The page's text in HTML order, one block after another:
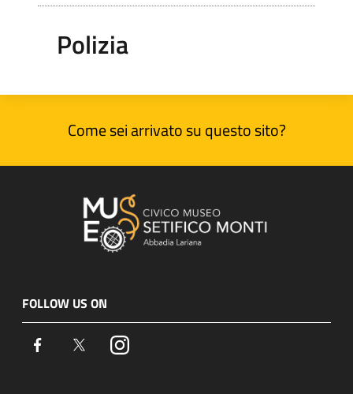
Polizia
Come sei arrivato su questo sito?
FOLLOW US ON
Facebook TwitterInstagram